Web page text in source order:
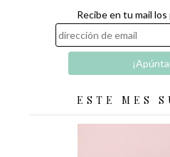
Recibe en tu mail
ESTE MES